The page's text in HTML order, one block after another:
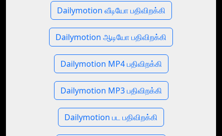
Dailymotion வீடியோ பதிவிறக்கி
Dailymotion ஆடியோ பதிவிறக்கி
Dailymotion MP4 பதிவிறக்கி
Dailymotion MP3 பதிவிறக்கி
Dailymotion பட பதிவிறக்கி